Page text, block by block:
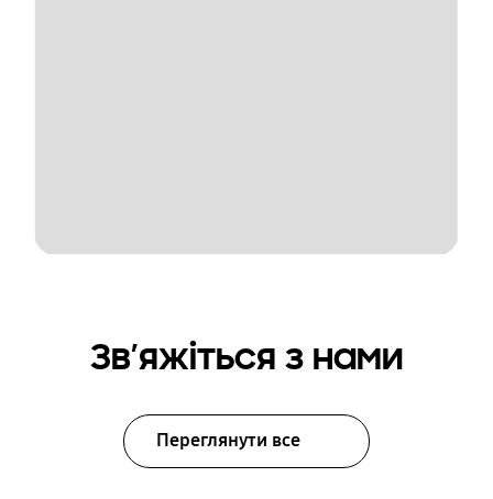
Зв’яжіться з нами
Переглянути все